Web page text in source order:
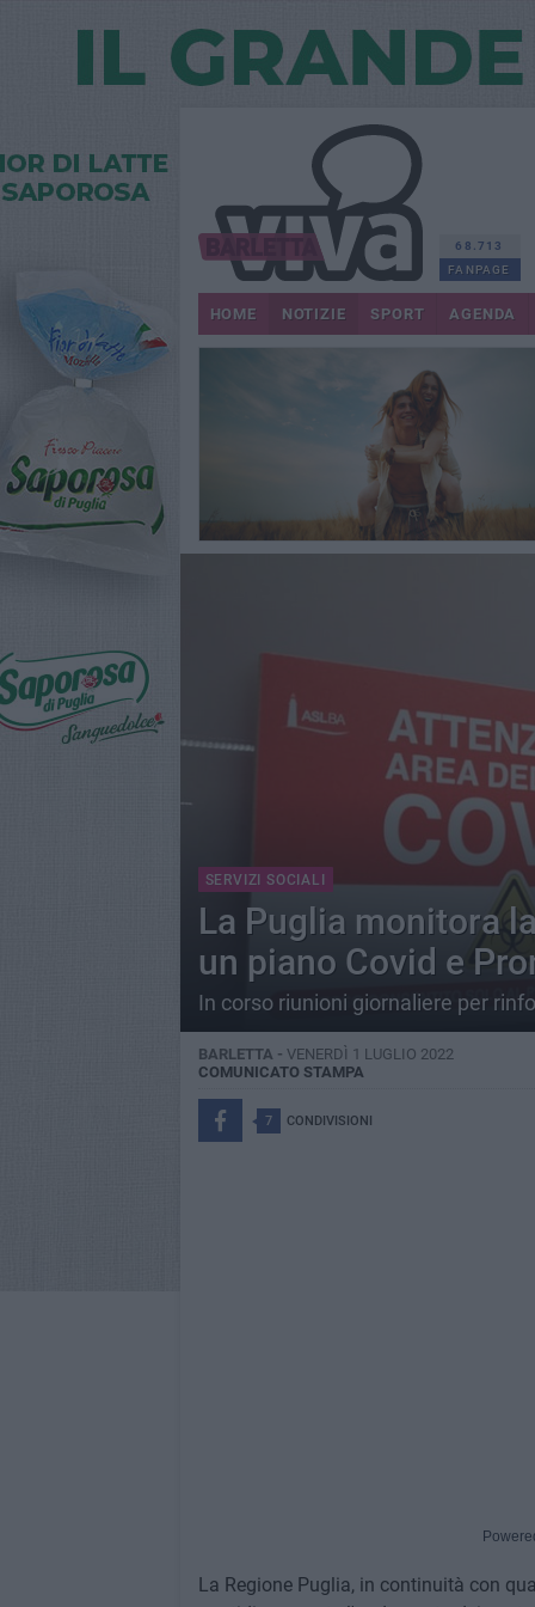
68.713
FANPAGE
HOME NOTIZIE SPORT AGENDA
SERVIZI SOCIALI
La Puglia monitora
un piano Covid e
In corso riunioni giornaliere per
BARLETTA - VENERDÌ 1 LUGLIO 2022
COMUNICATO STAMPA
7 CONDIVISIONI
La Regione Puglia, in continuità con